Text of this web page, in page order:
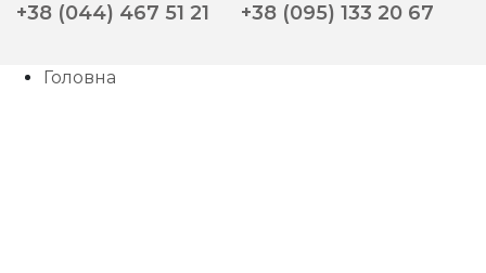
+38 (044) 467 51 21 +38 (095) 133 20 67
Головна